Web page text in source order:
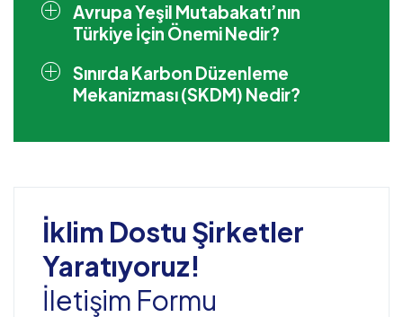
Avrupa Yeşil Mutabakatı’nın
Türkiye İçin Önemi Nedir?
Sınırda Karbon Düzenleme
Mekanizması (SKDM) Nedir?
İklim Dostu Şirketler
Yaratıyoruz!
İletişim Formu